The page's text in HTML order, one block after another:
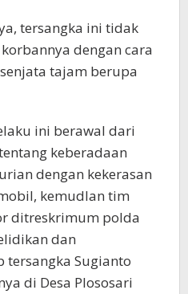
tersangka ini tidak
dengan cara
tajam berupa
ini berawal dari
keberadaan
dengan kekerasan
kemudlan tim
ditreskrimum polda
dan
tersangka Sugianto
di Desa Plososari